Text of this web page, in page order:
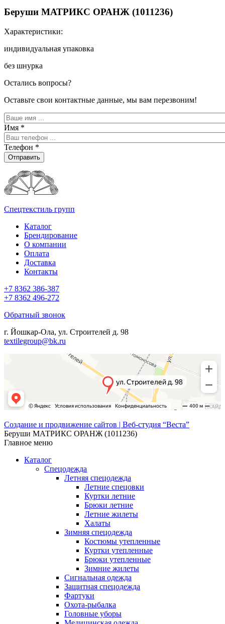
Беруши МАТРИКС ОРАНЖ (1011236)
Характеристики:
индивидуальная упаковка
без шнурка
Остались вопросы?
Оставьте свои контактные данные, мы вам перезвоним!
Имя *
Телефон *
Отправить
Спецтекстиль групп
Каталог
Брендирование
О компании
Оплата
Доставка
Контакты
+7 8362 386-387
+7 8362 496-272
Обратный звонок
г. Йошкар-Ола, ул. Строителей д. 98
textilegroup@bk.ru
Создание и продвижение сайтов | Веб-студия “Веста”
Беруши МАТРИКС ОРАНЖ (1011236)
Главное меню
Каталог
Спецодежда
Летняя спецодежда
Летние спецовки
Куртки летние
Брюки летние
Летние жилеты
Халаты
Зимняя спецодежда
Костюмы утепленные
Куртки утепленные
Брюки утепленные
Зимние жилеты
Сигнальная одежда
Защитная спецодежда
Фартуки
Охота-рыбалка
Головные уборы